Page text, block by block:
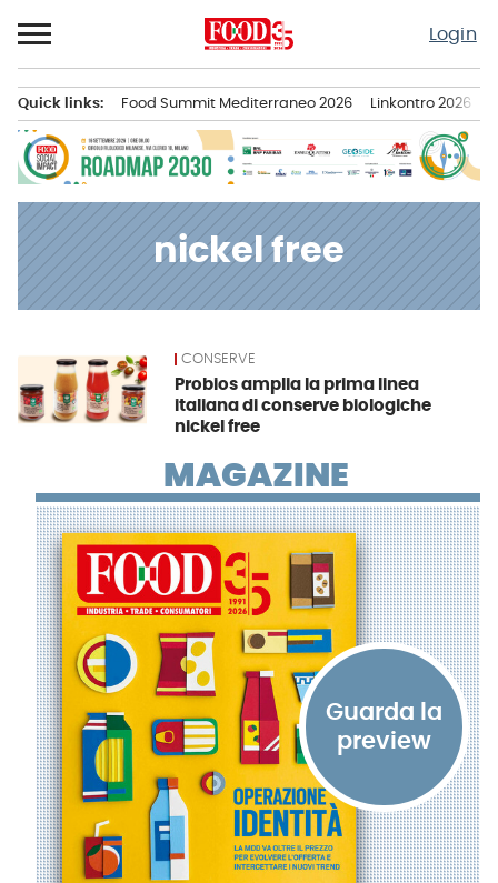
al
contenuto
Login
principale
Quick links: Food Summit Mediterraneo 2026 Linkontro 2026
nickel free
News CONSERVE
Probios amplia la prima linea
italiana di conserve biologiche
nickel free
MAGAZINE